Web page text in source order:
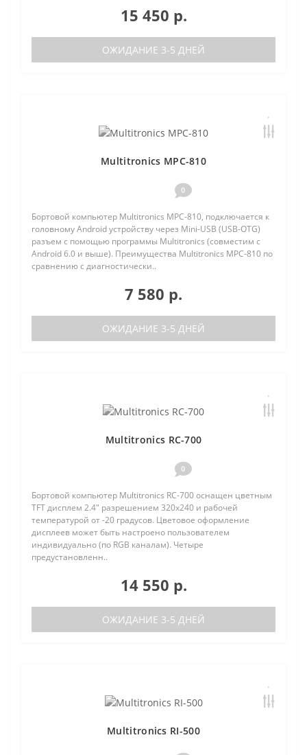
15 450 р.
ОЖИДАНИЕ 3-5 ДНЕЙ
Multitronics MPC-810
0
Бортовой компьютер Multitronics MPC-810, подключается к
головному Android устройству через Mini-USB (USB-OTG)
разъем с помощью программы Multitronics (совместим с
Android 6.0 и выше). Преимущества Multitronics MPC-810 по
сравнению с диагностически..
7 580 р.
ОЖИДАНИЕ 3-5 ДНЕЙ
Multitronics RC-700
0
Бортовой компьютер Multitronics RC-700 оснащен цветным
TFT дисплем 2.4" разрешением 320х240 и рабочей
температурой от -20 градусов. Цветовое оформление
дисплеев может быть настроено пользователем
индивидуально (по RGB каналам). Четыре
предустановленн..
14 550 р.
ОЖИДАНИЕ 3-5 ДНЕЙ
Multitronics RI-500